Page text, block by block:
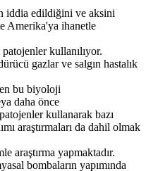
iddia edildiğini ve aksini
Amerika'ya ihanetle
kullanılıyor.
gazlar ve salgın hastalık
bu biyoloji
daha önce
kullanarak bazı
araştırmaları da dahil olmak
araştırma yapmaktadır.
bombaların yapımında